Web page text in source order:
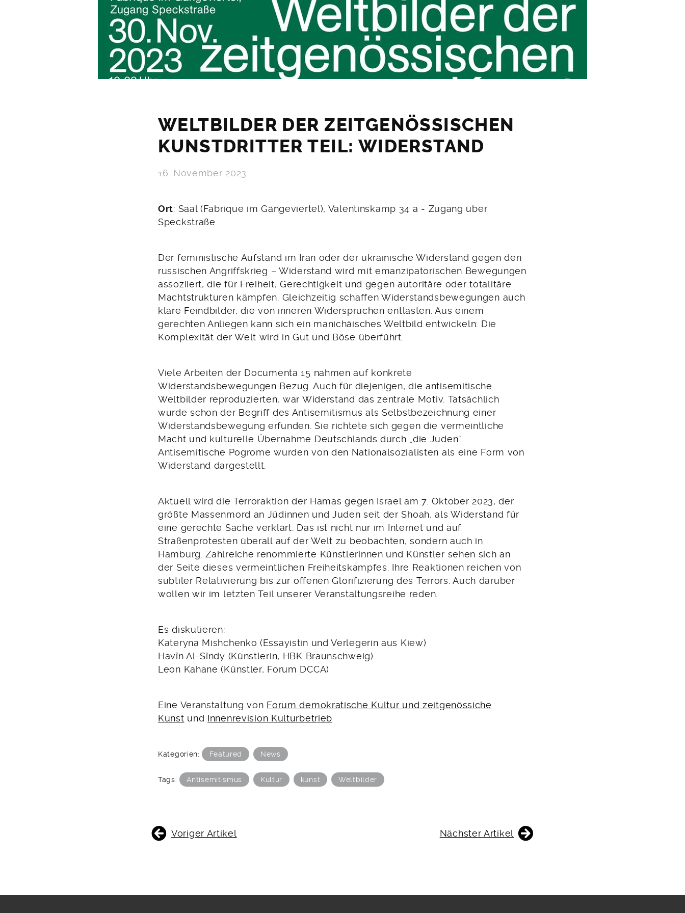
WELTBILDER DER ZEITGENÖSSISCHEN
KUNSTDRITTER TEIL: WIDERSTAND
16. November 2023
Ort: Saal (Fabrique im Gängeviertel), Valentinskamp 34 a - Zugang über
Speckstraße
Der feministische Aufstand im Iran oder der ukrainische Widerstand gegen den
russischen Angriffskrieg – Widerstand wird mit emanzipatorischen Bewegungen
assoziiert, die für Freiheit, Gerechtigkeit und gegen autoritäre oder totalitäre
Machtstrukturen kämpfen. Gleichzeitig schaffen Widerstandsbewegungen auch
klare Feindbilder, die von inneren Widersprüchen entlasten. Aus einem
gerechten Anliegen kann sich ein manichäisches Weltbild entwickeln: Die
Komplexität der Welt wird in Gut und Böse überführt.
Viele Arbeiten der Documenta 15 nahmen auf konkrete
Widerstandsbewegungen Bezug. Auch für diejenigen, die antisemitische
Weltbilder reproduzierten, war Widerstand das zentrale Motiv. Tatsächlich
wurde schon der Begriff des Antisemitismus als Selbstbezeichnung einer
Widerstandsbewegung erfunden. Sie richtete sich gegen die vermeintliche
Macht und kulturelle Übernahme Deutschlands durch „die Juden“.
Antisemitische Pogrome wurden von den Nationalsozialisten als eine Form von
Widerstand dargestellt.
Aktuell wird die Terroraktion der Hamas gegen Israel am 7. Oktober 2023, der
größte Massenmord an Jüdinnen und Juden seit der Shoah, als Widerstand für
eine gerechte Sache verklärt. Das ist nicht nur im Internet und auf
Straßenprotesten überall auf der Welt zu beobachten, sondern auch in
Hamburg. Zahlreiche renommierte Künstlerinnen und Künstler sehen sich an
der Seite dieses vermeintlichen Freiheitskampfes. Ihre Reaktionen reichen von
subtiler Relativierung bis zur offenen Glorifizierung des Terrors. Auch darüber
wollen wir im letzten Teil unserer Veranstaltungsreihe reden.
Es diskutieren:
Kateryna Mishchenko (Essayistin und Verlegerin aus Kiew)
Havîn Al-Sîndy (Künstlerin, HBK Braunschweig)
Leon Kahane (Künstler, Forum DCCA)
Eine Veranstaltung von Forum demokratische Kultur und zeitgenössiche
Kunst und Innenrevision Kulturbetrieb
Kategorien: Featured News
Tags: Antisemitismus Kultur kunst Weltbilder
BEITRAGSNAVIGATION
Voriger Artikel Nächster Artikel